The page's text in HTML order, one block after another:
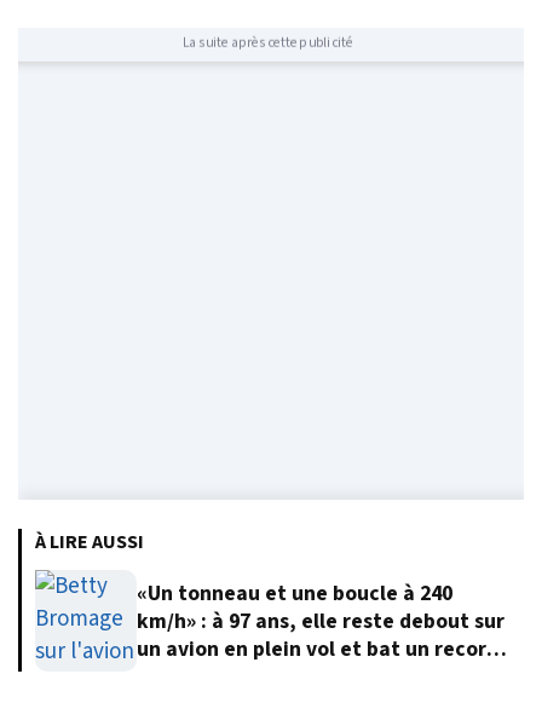
La suite après cette publicité
À LIRE AUSSI
«Un tonneau et une boucle à 240
km/h» : à 97 ans, elle reste debout sur
un avion en plein vol et bat un record